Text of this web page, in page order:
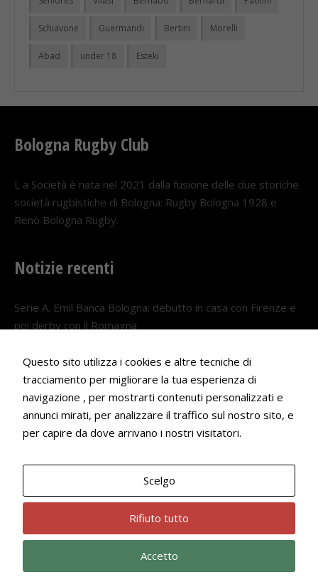
Schiavone Guermandi Bertini Morelli
Abad under 18 Esteki
Bologna Rugby Club
L a Società è nata nel 2021 dalla fusione delle due storiche
società rugbistiche di Bologna: Rugby Bologna 1928 e
Reno Bologna Rugby.
Notizie recenti
Serie A. Emil Banca Bologna: debutto in casa con Firenze e
poi derby con il Romagna
Serie A. Il Bologna nel girone veneto
29 LUGLIO 2026
Francesco Andrei convocato al Camp estivo della nazionale
22 LUGLIO 2026
Questo sito utilizza i cookies e altre tecniche di
tracciamento per migliorare la tua esperienza di
navigazione , per mostrarti contenuti personalizzati e
annunci mirati, per analizzare il traffico sul nostro sito, e
per capire da dove arrivano i nostri visitatori.
Scelgo
Rifiuto tutto
Accetto